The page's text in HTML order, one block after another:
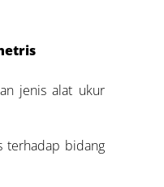
jenis alat ukur
terhadap bidang